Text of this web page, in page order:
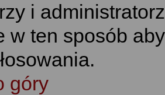
i
w ten sposób
góry